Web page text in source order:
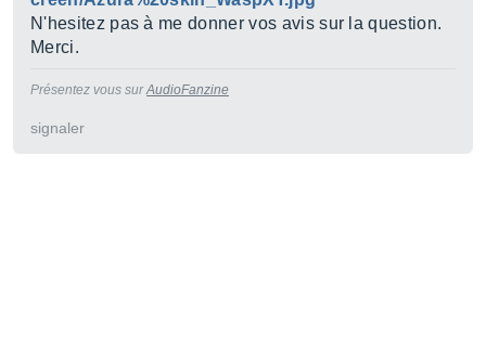
N'hesitez pas à me donner vos avis sur la question.
Merci.
Présentez vous surAudioFanzine
signaler